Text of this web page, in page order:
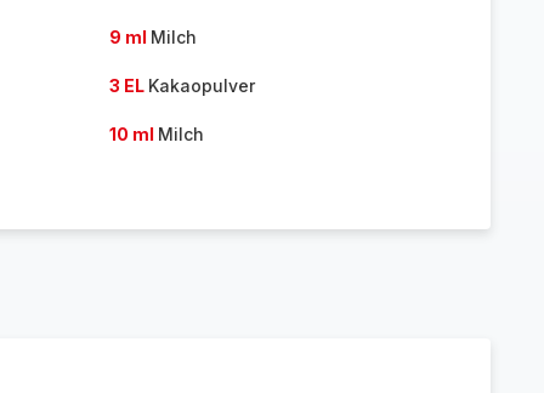
9 ml Milch
3 EL Kakaopulver
10 ml Milch